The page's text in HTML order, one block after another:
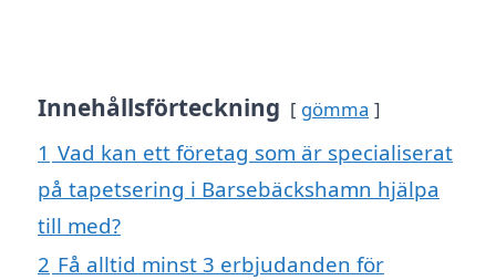
Innehållsförteckning gömma
1 Vad kan ett företag som är specialiserat
på tapetsering i Barsebäckshamn hjälpa
till med?
2 Få alltid minst 3 erbjudanden för